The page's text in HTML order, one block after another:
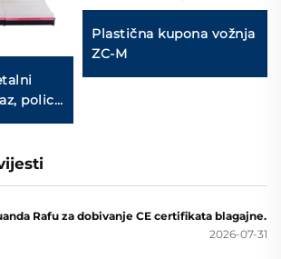
police
s
Plastična kupona vožnja
ZC-M
Rafu za dobivanje CE certifikata blagajne.
2026-07-31